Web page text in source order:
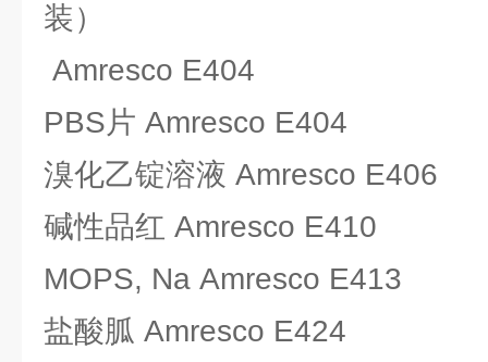
装
Amresco E404
PBS片 Amresco E404
溴化乙锭溶液 Amresco E406
碱性品红 Amresco E410
MOPS, Na Amresco E413
盐酸胍 Amresco E424